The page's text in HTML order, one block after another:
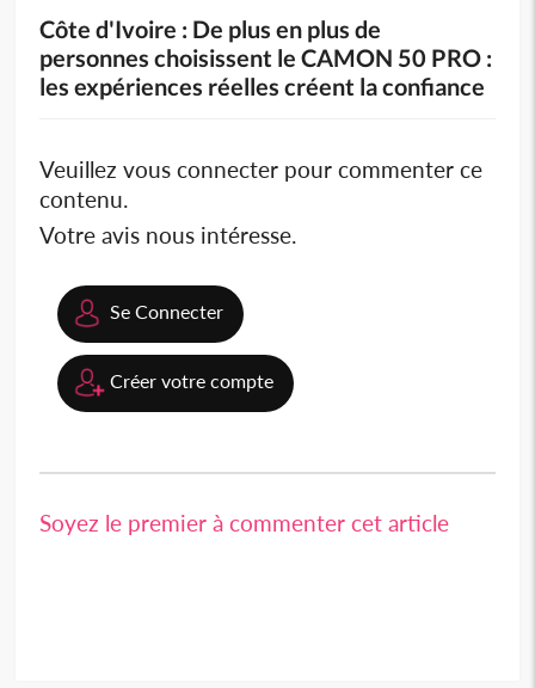
Côte d'Ivoire : De plus en plus de
personnes choisissent le CAMON 50 PRO :
les expériences réelles créent la confiance
Veuillez vous connecter pour commenter ce
contenu.
Votre avis nous intéresse.
Se Connecter
Créer votre compte
Soyez le premier à commenter cet article